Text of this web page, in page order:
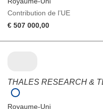
Contribution de l’UE
€ 507 000,00
THALES RESEARCH &
Royaume-Uni